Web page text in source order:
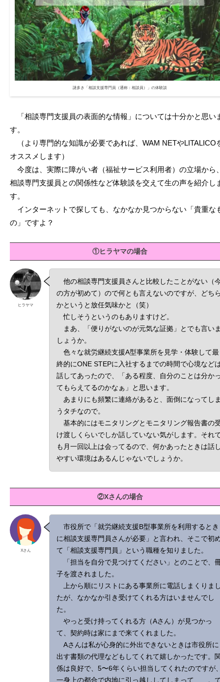
謎多き「相談支援専門員（通称：相談員）」の体験談
「相談専門支援員の表面的な情報」については十分かと思い
す。
（より専門的な知識が必要であれば、WAM NETやLITALICO
オススメします）
今度は、実際に障がい者（福祉サービス利用者）の立場から
相談専門支援員との関係性など体験談を交えて生の声を紹介し
す。
インターネットで探しても、なかなか見つからない「貴重な
の」ですよ？
①ヒラヤマの場合
ヒラヤマ
他の相談専門支援員さんと比較したことがない（
の方が初めて）ので何とも言えないのですが、どち
かというと放任気味かと（笑）
忙しそうというのもありますけど。
まあ、「便りがないのが元気な証拠」とでも言い
しょうか。
色々な就労継続支援A型事業所を見学・体験して最
終的にONE STEPに入社するまでの時間で心境など
話してあったので、「ある程度、自分のことは分か
てもらえてるのかなぁ」と思います。
あまりにも頻繁に連絡があると、面倒になってし
うタチなので。
基本的にはモニタリングとモニタリング報告書の
け渡しくらいでしか話していない気がします。それ
も月一回以上は会ってるので、何かあったときは話
やすい環境はあるんじゃないでしょうか。
②Xさんの場合
Xさん
市役所で「就労継続支援B型事業所を利用するとき
に相談支援専門員さんが必要」と言われ、そこで初
て「相談支援専門員」という職種を知りました。
「担当を自分で見つけてください」とのことで、
子を渡されました。
上から順にリストにある事業所に電話しまくりま
たが、なかなか引き受けてくれる方はいませんでし
た。
やっと受け持ってくれる方（Aさん）が見つかっ
て、契約時は家にまで来てくれました。
Aさんは私が心身的に外出できないときは市役所に
出す書類の代理などもしてくれて嬉しかったです。
係は良好で、5〜6年くらい担当してくれたのですが
一身上の都合で内地に引っ越ししてしまって……。